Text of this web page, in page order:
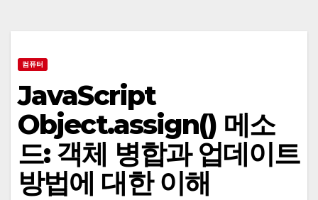
컴퓨터
JavaScript
Object.assign() 메소
드: 객체 병합과 업데이트
방법에 대한 이해